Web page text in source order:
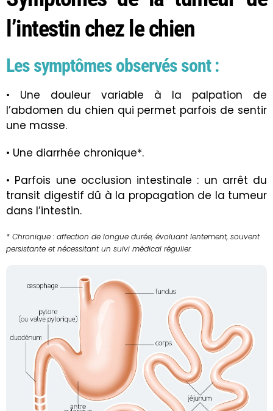
l’intestin chez le chien
Les symptômes observés sont :
• Une douleur variable à la palpation de
l’abdomen du chien qui permet parfois de sentir
une masse.
• Une diarrhée chronique*.
• Parfois une occlusion intestinale : un arrêt du
transit digestif dû à la propagation de la tumeur
dans l’intestin.
* Chronique : affection de longue durée, évoluant lentement, souvent
persistante et nécessitant un suivi médical régulier.